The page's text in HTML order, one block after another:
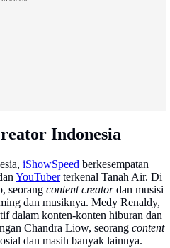
Indonesia
iShowSpeed berkesempatan
YouTuberterkenal Tanah Air. Di
seorang content creatordan musisi
dan musiknya. Medy Renaldy,
dalam konten-konten hiburan dan
Chandra Liow, seorang content
dan masih banyak lainnya.